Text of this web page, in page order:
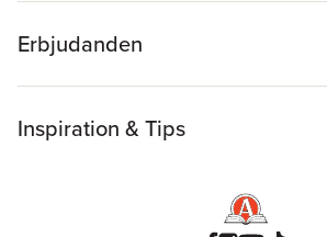
Erbjudanden
Inspiration & Tips